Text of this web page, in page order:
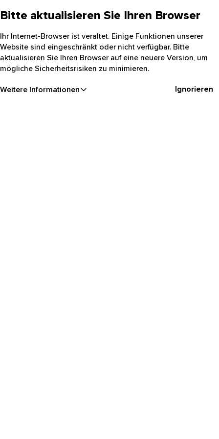
Bitte aktualisieren Sie Ihren Browser
Ihr Internet-Browser ist veraltet. Einige Funktionen unserer
Website sind eingeschränkt oder nicht verfügbar. Bitte
aktualisieren Sie Ihren Browser auf eine neuere Version, um
mögliche Sicherheitsrisiken zu minimieren.
Weitere Informationen Ignorieren